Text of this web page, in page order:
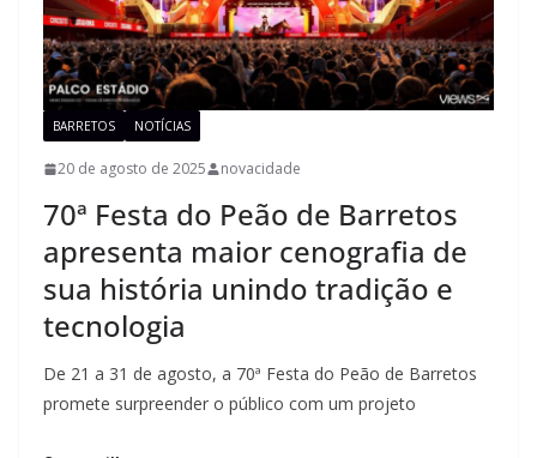
BARRETOS NOTÍCIAS
20 de agosto de 2025 novacidade
70ª Festa do Peão de Barretos
apresenta maior cenografia de
sua história unindo tradição e
tecnologia
De 21 a 31 de agosto, a 70ª Festa do Peão de Barretos
promete surpreender o público com um projeto